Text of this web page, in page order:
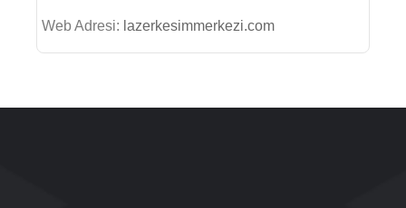
Web Adresi: lazerkesimmerkezi.com